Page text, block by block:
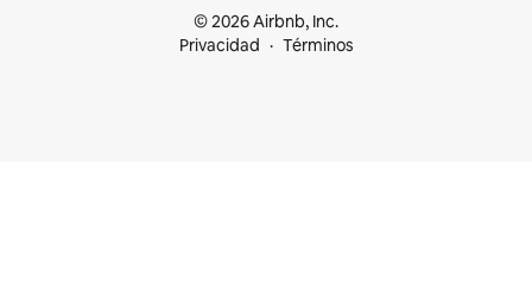
© 2026 Airbnb, Inc.
Privacidad
Términos